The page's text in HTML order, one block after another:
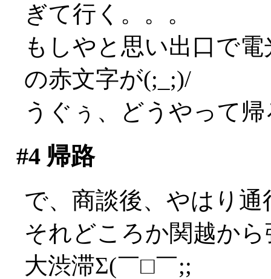
ぎて行く。。。
もしやと思い出口で
の赤文字が(;_;)/
うぐぅ、どうやって
#4帰路
で、商談後、やはり
それどころか関越か
大渋滞Σ(￣□￣;;